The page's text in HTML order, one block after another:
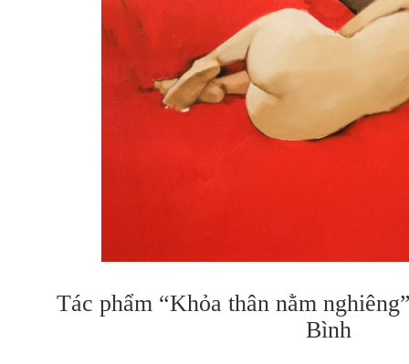
Tác phẩm “Khỏa thân nằm
Bình